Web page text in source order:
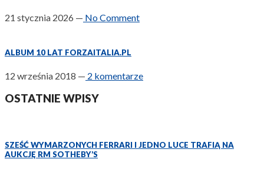
21 stycznia 2026 — No Comment
ALBUM 10 LAT FORZAITALIA.PL
12 września 2018 — 2 komentarze
OSTATNIE WPISY
SZEŚĆ WYMARZONYCH FERRARI I JEDNO LUCE TRAFIĄ NA
AUKCJĘ RM SOTHEBY’S